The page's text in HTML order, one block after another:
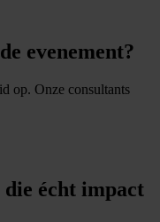
evenement?
op. Onze consultants
die écht impact